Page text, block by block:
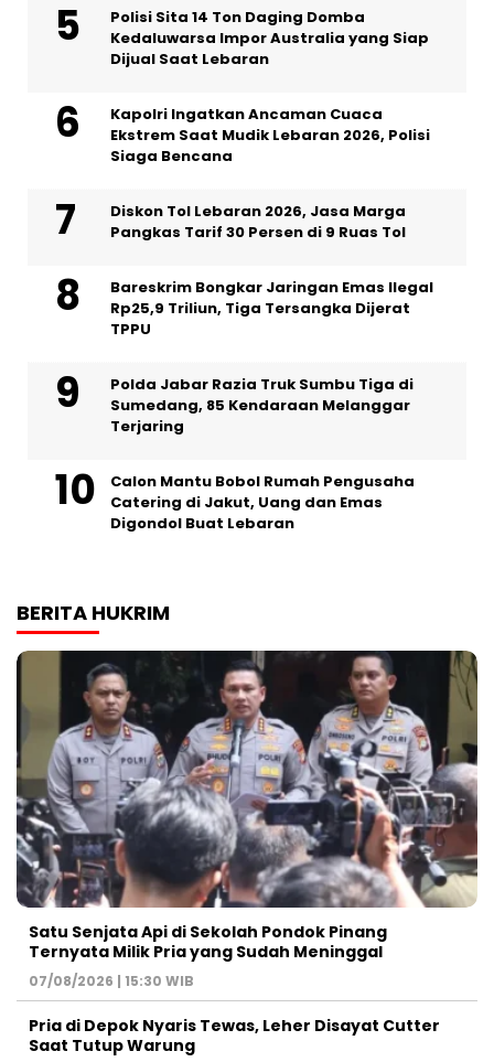
Polisi Sita 14 Ton Daging Domba
Kedaluwarsa Impor Australia yang Siap
Dijual Saat Lebaran
Kapolri Ingatkan Ancaman Cuaca
Ekstrem Saat Mudik Lebaran 2026, Polisi
Siaga Bencana
Diskon Tol Lebaran 2026, Jasa Marga
Pangkas Tarif 30 Persen di 9 Ruas Tol
Bareskrim Bongkar Jaringan Emas Ilegal
Rp25,9 Triliun, Tiga Tersangka Dijerat
TPPU
Polda Jabar Razia Truk Sumbu Tiga di
Sumedang, 85 Kendaraan Melanggar
Terjaring
Calon Mantu Bobol Rumah Pengusaha
Catering di Jakut, Uang dan Emas
Digondol Buat Lebaran
BERITA HUKRIM
Satu Senjata Api di Sekolah Pondok Pinang
Ternyata Milik Pria yang Sudah Meninggal
07/08/2026 | 15:30 WIB
Pria di Depok Nyaris Tewas, Leher Disayat Cutter
Saat Tutup Warung